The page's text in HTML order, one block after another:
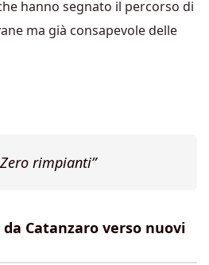
hanno segnato il percorso di
ma già consapevole delle
rimpianti”
Catanzaro verso nuovi